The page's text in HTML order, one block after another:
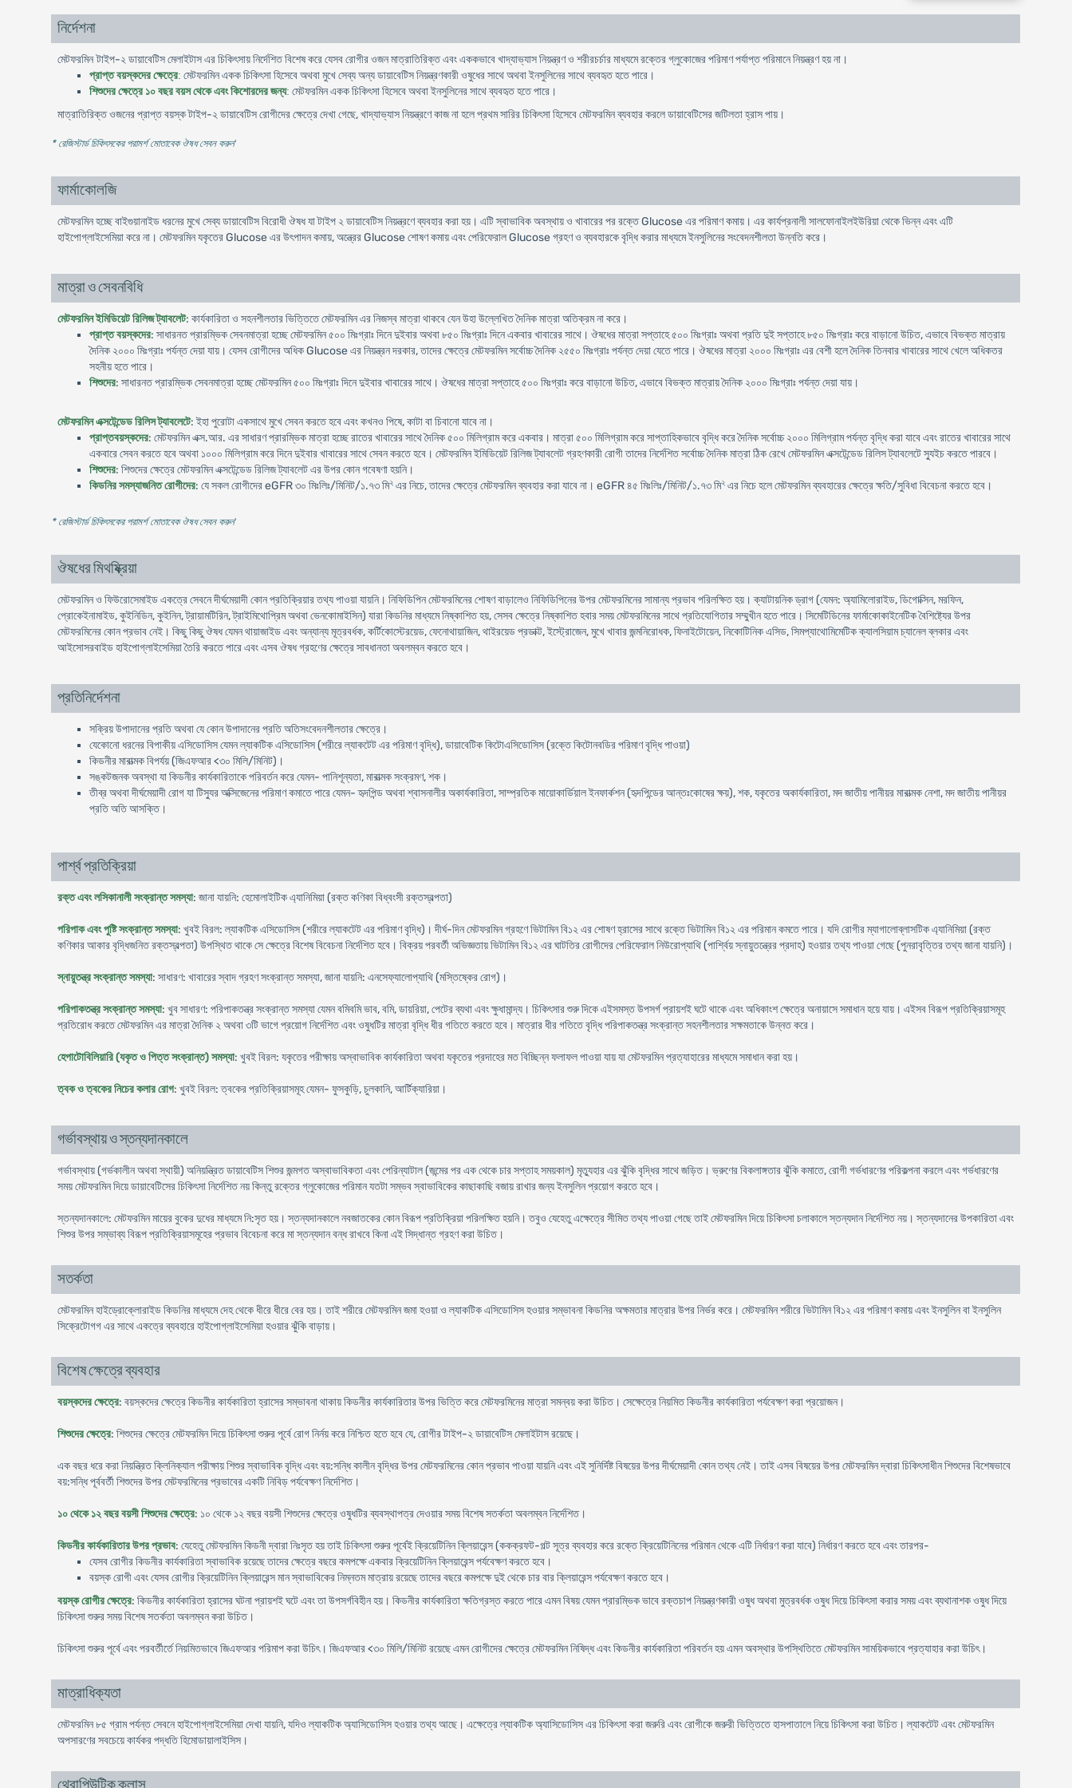
নির্দেশনা
মেটফরমিন টাইপ-২ ডায়াবেটিস মেলাইটাস এর চিকিৎসায় নির্দেশিত বিশেষ করে যেসব রোগীর ওজন মাত্রাতিরিক্ত এবং এককভাবে খাদ্যাভ্যাস নিয়ন্ত্রণ ও শরীরচর্চার মাধ্যমে রক্তের গ্লুকোজের পরিমাণ পর্যাপ্ত পরিমানে নিয়ন্ত্রণ হয় না।
প্রাপ্ত বয়স্কদের ক্ষেত্রে: মেটফরমিনএকক চিকিৎসা হিসেবে অথবা মুখে সেব্য অন্য ডায়াবেটিস নিয়ন্ত্রণকারী ওষুধের সাথে অথবা ইনসুলিনের সাথে ব্যবহৃত হতে পারে।
শিশুদের ক্ষেত্রে ১০ বছর বয়স থেকে এবং কিশোরদের জন্য: মেটফরমিনএকক চিকিৎসা হিসেবে অথবা ইনসুলিনের সাথে ব্যবহৃত হতে পারে।
মাত্রাতিরিক্তওজনের প্রাপ্ত বয়স্ক টাইপ-২ ডায়াবেটিস রোগীদের ক্ষেত্রে দেখা গেছে, খাদ্যাভ্যাস নিয়ন্ত্রণে কাজ না হলে প্রথম সারির চিকিৎসা হিসেবে মেটফরমিন ব্যবহার করলে ডায়াবেটিসের জটিলতা হ্রাস পায়।
* রেজিস্টার্ড চিকিৎসকের পরামর্শ মোতাবেক ঔষধ সেবন করুন'
ফার্মাকোলজি
মেটফরমিন হচ্ছে বাইগুয়ানাইড ধরনের মুখে সেব্য ডায়াবেটিস বিরোধী ঔষধ যা টাইপ ২ ডায়াবেটিস নিয়ন্ত্রণে ব্যবহার করা হয়। এটি স্বাভাবিক অবস্থায় ও খাবারের পর রক্তে Glucose এর পরিমাণ কমায়। এর কার্যপ্রনালী সালফোনাইলইউরিয়া থেকে ভিন্ন এবং এটি
হাইপোগ্লাইসেমিয়া করে না। মেটফরমিন যকৃতের Glucose এর উৎপাদন কমায়, অন্ত্রের Glucose শোষণ কমায় এবং পেরিফেরাল Glucose গ্রহণ ও ব্যবহারকে বৃদ্ধি করার মাধ্যমে ইনসুলিনের সংবেদনশীলতা উন্নতি করে।
মাত্রা ও সেবনবিধি
মেটফরমিন ইমিডিয়েট রিলিজ ট্যাবলেট: কার্যকারিতা ও সহনশীলতার ভিত্তিতে মেটফরমিন এর নিজস্ব মাত্রা থাকবে যেন উহা উল্লে­খিত দৈনিক মাত্রা অতিক্রম না করে।
প্রাপ্ত বয়স্কদের: সাধারনত প্রারম্ভিক সেবনমাত্রা হচ্ছে মেটফরমিন ৫০০ মিঃগ্রাঃ দিনে দুইবার অথবা ৮৫০ মিঃগ্রাঃ দিনে একবার খাবারের সাথে। ঔষধের মাত্রা সপ্তাহে ৫০০ মিঃগ্রাঃ অথবা প্রতি দুই সপ্তাহে ৮৫০ মিঃগ্রাঃ করে বাড়ানো উচিত, এভাবে বিভক্ত মাত্রায়
দৈনিক ২০০০ মিঃগ্রাঃ পর্যন্ত দেয়া যায়। যেসব রোগীদের অধিক Glucose এর নিয়ন্ত্রন দরকার, তাদের ক্ষেত্রে মেটফরমিন সর্বোচ্চ দৈনিক ২৫৫০ মিঃগ্রাঃ পর্যন্ত দেয়া যেতে পারে। ঔষধের মাত্রা ২০০০ মিঃগ্রাঃ এর বেশী হলে দৈনিক তিনবার খাবারের সাথে খেলে অধিকতর
সহনীয় হতে পারে।
শিশুদের: সাধারনত প্রারম্ভিক সেবনমাত্রা হচ্ছে মেটফরমিন ৫০০ মিঃগ্রাঃ দিনে দুইবার খাবারের সাথে। ঔষধের মাত্রা সপ্তাহে ৫০০ মিঃগ্রাঃ করে বাড়ানো উচিত, এভাবে বিভক্ত মাত্রায় দৈনিক ২০০০ মিঃগ্রাঃ পর্যন্ত দেয়া যায়।
মেটফরমিন এক্সটেন্ডেড রিলিস ট্যাবলেটে: ইহা পুরোটা একসাথে মুখে সেবন করতে হবে এবং কখনও পিষে, কাটা বা চিবানো যাবে না।
প্রাপ্তবয়স্কদের: মেটফরমিন এক্স.আর. এর সাধারণ প্রারম্ভিক মাত্রা হচ্ছে রাতের খাবারের সাথে দৈনিক ৫০০ মিলিগ্রাম করে একবার। মাত্রা ৫০০ মিলিগ্রাম করে সাপ্তাহিকভাবে বৃদ্ধি করে দৈনিক সর্বোচ্চ ২০০০ মিলিগ্রাম পর্যন্ত বৃদ্ধি করা যাবে এবং রাতের খাবারের সাথে
একবারে সেবন করতে হবে অথবা ১০০০ মিলিগ্রাম করে দিনে দুইবার খাবারের সাথে সেবন করতে হবে। মেটফরমিন ইমিডিয়েট রিলিজ ট্যাবলেট গ্রহণকারী রোগী তাদের নির্দেশিত সর্বোচ্চ দৈনিক মাত্রা ঠিক রেখে মেটফরমিন এক্সটেন্ডেড রিলিস ট্যাবলেটে স্যুইচ করতে পারবে।
শিশুদের: শিশুদের ক্ষেত্রে মেটফরমিন এক্সটেন্ডেড রিলিজ ট্যাবলেট এর উপর কোন গবেষণা হয়নি।
কিডনির সমস্যাজনিত রোগীদের: যে সকল রোগীদের eGFR ৩০ মিঃলিঃ/মিনিট/১.৭৩ মি২এর নিচে, তাদের ক্ষেত্রে মেটফরমিন ব্যবহার করা যাবে না। eGFR ৪৫ মিঃলিঃ/মিনিট/১.৭৩ মি২এর নিচে হলে মেটফরমিন ব্যবহারের ক্ষেত্রে ক্ষতি/সুবিধা বিবেচনা করতে হবে।
* রেজিস্টার্ড চিকিৎসকের পরামর্শ মোতাবেক ঔষধ সেবন করুন'
ঔষধের মিথষ্ক্রিয়া
মেটফরমিন ও ফিউরোসেমাইড একত্রে সেবনে দীর্ঘমেয়াদী কোন প্রতিক্রিয়ার তথ্য পাওয়া যায়নি। নিফিডিপিন মেটফরমিনের শোষণ বাড়ালেও নিফিডিপিনের উপর মেটফরমিনের সামান্য প্রভাব পরিলক্ষিত হয়। ক্যাটায়নিক ড্রাগ (যেমন: অ্যামিলোরাইড, ডিগোক্সিন, মরফিন,
প্রোকেইনামাইড, কুইনিডিন, কুইনিন, ট্রায়ামটিরিন, ট্রাইমিথোপ্রিম অথবা ভেনকোমাইসিন) যারা কিডনির মাধ্যমে নিষ্কাশিত হয়, সেসব ক্ষেত্রে নিষ্কাশিত হবার সময় মেটফরমিনের সাথে প্রতিযোগিতার সম্মুখীন হতে পারে। সিমেটিডিনের ফার্মাকোকাইনেটিক বৈশিষ্ট্যের উপর
মেটফরমিনের কোন প্রভাব নেই। কিছু কিছু ঔষধ যেমন থায়াজাইড এবং অন্যান্য মূত্রবর্ধক, কর্টিকোস্টেরয়েড, ফেনোথায়াজিন, থাইরয়েড প্রডাক্ট, ইস্ট্রোজেন, মুখে খাবার জন্মনিরোধক, ফিনাইটোয়েন, নিকোটিনিক এসিড, সিমপ্যাথোমিমেটিক ক্যালসিয়াম চ্যানেল ব্লকার এবং
আইসোসরবাইড হাইপোগ্লাইসেমিয়া তৈরি করতে পারে এবং এসব ঔষধ গ্রহণের ক্ষেত্রে সাবধানতা অবলম্বন করতে হবে।
প্রতিনির্দেশনা
সক্রিয় উপাদানের প্রতি অথবা যে কোন উপাদানের প্রতি অতিসংবেদনশীলতার ক্ষেত্রে।
যেকোনো ধরনের বিপাকীয় এসিডোসিস যেমন ল্যাকটিক এসিডোসিস (শরীরে ল্যাকটেট এর পরিমাণ বৃদ্ধি), ডায়াবেটিক কিটোএসিডোসিস (রক্তে কিটোনবডির পরিমাণ বৃদ্ধি পাওয়া)
কিডনীর মারাত্মক বিপর্যয় (জিএফআর <৩০ মিলি/মিনিট)।
সঙ্কটজনক অবস্থা যা কিডনীর কার্যকারিতাকে পরিবর্তন করে যেমন- পানিশূন্যতা, মারাত্মক সংক্রমণ, শক।
তীব্র অথবা দীর্ঘমেয়াদী রোগ যা টিস্যুর অক্সিজেনের পরিমাণ কমাতে পারে যেমন- হৃদপিন্ড অথবা শ্বাসনালীর অকার্যকারিতা, সাম্প্রতিক মায়োকার্ডিয়াল ইনফার্কশন (হৃদপিন্ডের আন্তঃকোষের ক্ষয়), শক, যকৃতের অকার্যকারিতা, মদ জাতীয় পানীয়র মারাত্মক নেশা, মদ জাতীয় পানীয়র
প্রতি অতি আসক্তি।
পার্শ্ব প্রতিক্রিয়া
রক্ত এবং লসিকানালী সংক্রান্ত সমস্যা: জানা যায়নি: হেমোলাইটিক এ্যানিমিয়া (রক্ত কণিকা বিধ্বংসী রক্তস্বল্পতা)
পরিপাক এবং পুষ্টি সংক্রান্ত সমস্যা: খুবই বিরল: ল্যাকটিক এসিডোসিস (শরীরে ল্যাকটেট এর পরিমাণ বৃদ্ধি)। দীর্ঘ-দিন মেটফরমিন গ্রহণে ভিটামিন বি১২ এর শোষণ হ্রাসের সাথে রক্তে ভিটামিন বি১২ এর পরিমান কমতে পারে। যদি রোগীর ম্যাগালোব্লাসটিক এ্যানিমিয়া (রক্ত
কণিকার আকার বৃদ্ধিজনিত রক্তস্বল্পতা) উপস্থিত থাকে সে ক্ষেত্রে বিশেষ বিবেচনা নির্দেশিত হবে। বিক্রয় পরবর্তী অভিজ্ঞতায় ভিটামিন বি১২ এর ঘাটতির রোগীদের পেরিফেরাল নিউরোপ্যাথি (পার্শ্বিয় স্নায়ুতন্ত্রের প্রদাহ) হওয়ার তথ্য পাওয়া গেছে (পুনরাবৃত্তির তথ্য জানা যায়নি)।
স্নায়ুতন্ত্র সংক্রান্ত সমস্যা: সাধারণ: খাবারের স্বাদ গ্রহণ সংক্রান্ত সমস্যা, জানা যায়নি: এনসেফ্যালোপ্যাথি (মস্তিষ্কের রোগ)।
পরিপাকতন্ত্র সংক্রান্ত সমস্যা: খুব সাধারণ: পরিপাকতন্ত্র সংক্রান্ত সমস্যা যেমন বমিবমি ভাব, বমি, ডায়রিয়া, পেটের ব্যথা এবং ক্ষুধামান্দ্য। চিকিৎসার শুরু দিকে এইসমস্ত উপসর্গ প্রায়শই ঘটে থাকে এবং অধিকাংশ ক্ষেত্রে অনায়াসে সমাধান হয়ে যায়। এইসব বিরূপ প্রতিক্রিয়াসমূহ
প্রতিরোধ করতে মেটফরমিন এর মাত্রা দৈনিক ২ অথবা ৩টি ভাগে প্রয়োগ নির্দেশিত এবং ওষুধটির মাত্রা বৃদ্ধি ধীর গতিতে করতে হবে। মাত্রার ধীর গতিতে বৃদ্ধি পরিপাকতন্ত্র সংক্রান্ত সহনশীলতার সক্ষমতাকে উন্নত করে।
হেপাটোবিলিয়ারি (যকৃত ও পিত্ত সংক্রান্ত) সমস্যা: খুবই বিরল: যকৃতের পরীক্ষায় অস্বাভাবিক কার্যকারিতা অথবা যকৃতের প্রদাহের মত বিচ্ছিন্ন ফলাফল পাওয়া যায় যা মেটফরমিন প্রত্যাহারের মাধ্যমে সমাধান করা হয়।
ত্বক ও ত্বকের নিচের কলার রোগ: খুবই বিরল: ত্বকের প্রতিক্রিয়াসমূহ যেমন- ফুসকুড়ি, চুলকানি, আর্টিক্যারিয়া।
গর্ভাবস্থায় ও স্তন্যদানকালে
গর্ভাবস্থায় (গর্ভকালীন অথবা স্থায়ী) অনিয়ন্ত্রিত ডায়াবেটিস শিশুর জন্মগত অস্বাভাবিকতা এবং পেরিন্যাটাল (জন্মের পর এক থেকে চার সপ্তাহ সময়কাল) মৃত্যুহার এর ঝুঁকি বৃদ্ধির সাথে জড়িত। ভ্রুণের বিকলাঙ্গতার ঝুঁকি কমাতে, রোগী গর্ভধারণের পরিকল্পনা করলে এবং গর্ভধারণের
সময় মেটফরমিন দিয়ে ডায়াবেটিসের চিকিৎসা নির্দেশিত নয় কিন্তু রক্তের গ্লুকোজের পরিমান যতটা সম্ভব স্বাভাবিকের কাছাকাছি বজায় রাখার জন্য ইনসুলিন প্রয়োগ করতে হবে।
স্তন্যদানকালে: মেটফরমিন মায়ের বুকের দুধের মাধ্যমে নি:সৃত হয়। স্তন্যদানকালে নবজাতকের কোন বিরূপ প্রতিক্রিয়া পরিলক্ষিত হয়নি। তবুও যেহেতু এক্ষেত্রে সীমিত তথ্য পাওয়া গেছে তাই মেটফরমিন দিয়ে চিকিৎসা চলাকালে স্তন্যদান নির্দেশিত নয়। স্তন্যদানের উপকারিতা এবং
শিশুর উপর সম্ভাব্য বিরূপ প্রতিক্রিয়াসমূহের প্রভাব বিবেচনা করে মা স্তন্যদান বন্ধ রাখবে কিনা এই সিদ্ধান্ত গ্রহণ করা উচিত।
সতর্কতা
মেটফরমিন হাইড্রোক্লোরাইড কিডনির মাধ্যমে দেহ থেকে ধীরে ধীরে বের হয়। তাই শরীরে মেটফরমিন জমা হওয়া ও ল্যাকটিক এসিডোসিস হওয়ার সম্ভাবনা কিডনির অক্ষমতার মাত্রার উপর নির্ভর করে। মেটফরমিন শরীরে ভিটামিন বি১২ এর পরিমাণ কমায় এবং ইনসুলিন বা ইনসুলিন
সিক্রেটোগগ এর সাথে একত্রে ব্যবহারে হাইপোগ্লাইসেমিয়া হওয়ার ঝুঁকি বাড়ায়।
বিশেষ ক্ষেত্রে ব্যবহার
বয়স্কদের ক্ষেত্রে: বয়স্কদের ক্ষেত্রে কিডনীর কার্যকারিতা হ্রাসের সম্ভাবনা থাকায় কিডনীর কার্যকারিতার উপর ভিত্তি করে মেটফরমিনের মাত্রা সমন্বয় করা উচিত। সেক্ষেত্রে নিয়মিত কিডনীর কার্যকারিতা পর্যবেক্ষণ করা প্রয়োজন।
শিশুদের ক্ষেত্রে: শিশুদের ক্ষেত্রে মেটফরমিন দিয়ে চিকিৎসা শুরুর পূর্বে রোগ নির্নয় করে নিশ্চিত হতে হবে যে, রোগীর টাইপ-২ ডায়াবেটিস মেলাইটাস রয়েছে।
এক বছর ধরে করা নিয়ন্ত্রিত ক্লিনিক্যাল পরীক্ষায় শিশুর স্বাভাবিক বৃদ্ধি এবং বয়:সন্ধি কালীন বৃদ্ধির উপর মেটফরমিনের কোন প্রভাব পাওয়া যায়নি এবং এই সুনির্দিষ্ট বিষয়ের উপর দীর্ঘমেয়াদী কোন তথ্য নেই। তাই এসব বিষয়ের উপর মেটফরমিন দ্বারা চিকিৎসাধীন শিশুদের বিশেষভাবে
বয়:সন্ধি পূর্ববর্তী শিশুদের উপর মেটফরমিনের প্রভাবের একটি নিবিড় পর্যবেক্ষণ নির্দেশিত।
১০ থেকে ১২ বছর বয়সী শিশুদের ক্ষেত্রে: ১০ থেকে ১২ বছর বয়সী শিশুদের ক্ষেত্রে ওষুধটির ব্যবস্থাপত্র দেওয়ার সময় বিশেষ সতর্কতা অবলম্বন নির্দেশিত।
কিডনীর কার্যকারিতার উপর প্রভাব: যেহেতু মেটফরমিন কিডনী দ্বারা নিঃসৃত হয় তাই চিকিৎসা শুরুর পূর্বেই ক্রিয়েটিনিন ক্লিয়ারেন্স (ককক্রফট-গল্ট সূত্র ব্যবহার করে রক্তে ক্রিয়েটিনিনের পরিমান থেকে এটি নির্ধারণ করা যাবে) নির্ধারণ করতে হবে এবং তারপর-
যেসব রোগীর কিডনীর কার্যকারিতা স্বাভাবিক রয়েছে তাদের ক্ষেত্রে বছরে কমপক্ষে একবার ক্রিয়েটিনিন ক্লিয়ারেন্স পর্যবেক্ষণ করতে হবে।
বয়স্ক রোগী এবং যেসব রোগীর ক্রিয়েটিনিন ক্লিয়ারেন্স মান স্বাভাবিকের নিম্নতম মাত্রায় রয়েছে তাদের বছরে কমপক্ষে দুই থেকে চার বার ক্লিয়ারেন্স পর্যবেক্ষণ করতে হবে।
বয়স্ক রোগীর ক্ষেত্রে: কিডনীর কার্যকারিতা হ্রাসের ঘটনা প্রায়শই ঘটে এবং তা উপসর্গবিহীন হয়। কিডনীর কার্যকারিতা ক্ষতিগ্রস্ত করতে পারে এমন বিষয় যেমন প্রারম্ভিক ভাবে রক্তচাপ নিয়ন্ত্রণকারী ওষুধ অথবা মুত্রবর্ধক ওষুধ দিয়ে চিকিৎসা করার সময় এবং ব্যথানাশক ওষুধ দিয়ে
চিকিৎসা শুরুর সময় বিশেষ সতর্কতা অবলম্বন করা উচিত।
চিকিৎসা শুরুর পূর্বে এবং পরবর্তীর্তে নিয়মিতভাবে জিএফআর পরিমাপ করা উচিৎ। জিএফআর <৩০ মিলি/মিনিট রয়েছে এমন রোগীদের ক্ষেত্রে মেটফরমিন নিষিদ্ধ এবং কিডনীর কার্যকারিতা পরিবর্তন হয় এমন অবস্থার উপস্থিতিতে মেটফরমিন সাময়িকভাবে প্রত্যাহার করা উচিৎ।
মাত্রাধিক্যতা
মেটফরমিন ৮৫ গ্রাম পর্যন্ত সেবনে হাইপোগ্লাইসেমিয়া দেখা যায়নি, যদিও ল্যাকটিক অ্যাসিডোসিস হওয়ার তথ্য আছে। এক্ষেত্রে ল্যাকটিক অ্যাসিডোসিস এর চিকিৎসা করা জরুরি এবং রোগীকে জরুরী ভিত্তিতে হাসপাতালে নিয়ে চিকিৎসা করা উচিত। ল্যাকটেট এবং মেটফরমিন
অপসারণের সবচেয়ে কার্যকর পদ্ধতি হিমোডায়ালাইসিস।